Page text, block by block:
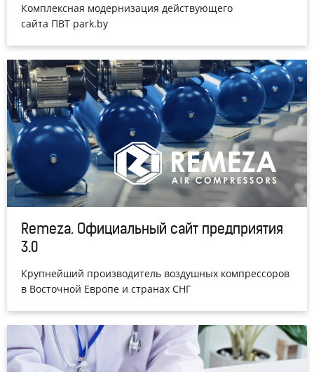
Комплексная модернизация действующего
сайта ПВТ park.by
Remeza. Официальный сайт предприятия
3.0
Крупнейший производитель воздушных компрессоров
в Восточной Европе и странах СНГ